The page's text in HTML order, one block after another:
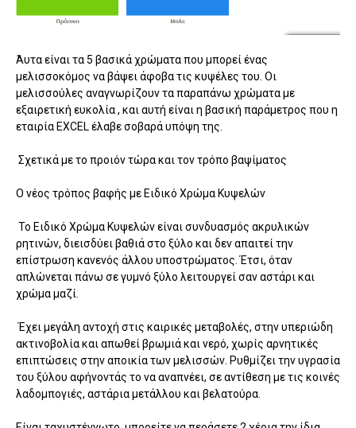
Άυτα είναι τα 5 βασικά χρώματα που μπορεί ένας
μελισσοκόμος να βάψει άφοβα τις κυψέλες του. Οι
μελισσούλες αναγνωρίζουν τα παραπάνω χρώματα με
εξαιρετική ευκολία , και αυτή είναι η βασική παράμετρος που η
εταιρία EXCEL έλαβε σοβαρά υπόψη της.
Σχετικά με το προιόν τώρα και τον τρόπο βαψίματος
Ο νέος τρόπος βαφής με Ειδικό Χρώμα Κυψελών
Το Ειδικό Χρώμα Κυψελών είναι συνδυασμός ακρυλικών
ρητινών, διεισδύει βαθιά στο ξύλο και δεν απαιτεί την
επίστρωση κανενός άλλου υποστρώματος. Έτσι, όταν
απλώνεται πάνω σε γυμνό ξύλο λειτουργεί σαν αστάρι και
χρώμα μαζί.
Έχει μεγάλη αντοχή στις καιρικές μεταβολές, στην υπεριώδη
ακτινοβολία και απωθεί βρωμιά και νερό, χωρίς αρνητικές
επιπτώσεις στην αποικία των μελισσών. Ρυθμίζει την υγρασία
του ξύλου αφήνοντάς το να αναπνέει, σε αντίθεση με τις κοινές
λαδομπογιές, αστάρια μετάλλου και βελατούρα.